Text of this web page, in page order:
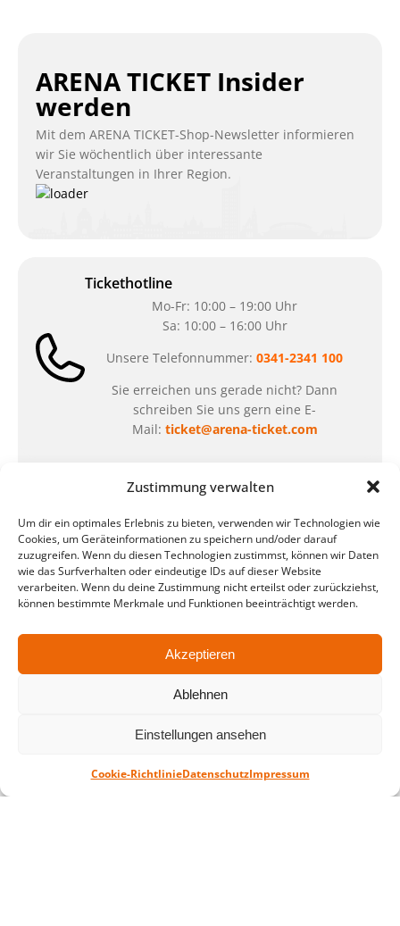
Zustimmung verwalten
Um dir ein optimales Erlebnis zu bieten, verwenden wir Technologien wie
Cookies, um Geräteinformationen zu speichern und/oder darauf
zuzugreifen. Wenn du diesen Technologien zustimmst, können wir Daten
wie das Surfverhalten oder eindeutige IDs auf dieser Website
verarbeiten. Wenn du deine Zustimmung nicht erteilst oder zurückziehst,
können bestimmte Merkmale und Funktionen beeinträchtigt werden.
Akzeptieren
Ablehnen
Einstellungen ansehen
Cookie-RichtlinieDatenschutzImpressum
ARENA TICKET Insider
werden
Mit dem ARENA TICKET-Shop-Newsletter informieren
wir Sie wöchentlich über interessante
Veranstaltungen in Ihrer Region.
Tickethotline
Mo-Fr: 10:00 – 19:00 Uhr
Sa: 10:00 – 16:00 Uhr
Unsere Telefonnummer: 0341-2341 100
Sie erreichen uns gerade nicht? Dann
schreiben Sie uns gern eine E-
Mail: ticket@arena-ticket.com
Kassenöffnungszeiten
in der Zeit vom 06.07. – 07.08.2026
Montag – Freitag: 10-18 Uhr Samstag:
geschlossen
QUARTERBACK Immobilien ARENA
Am Sportforum 2, 04105 Leipzig
Sie erreichen uns mit dem Öffentlichen
Haltestelle Waldplatz/Arena. Kostenfreies